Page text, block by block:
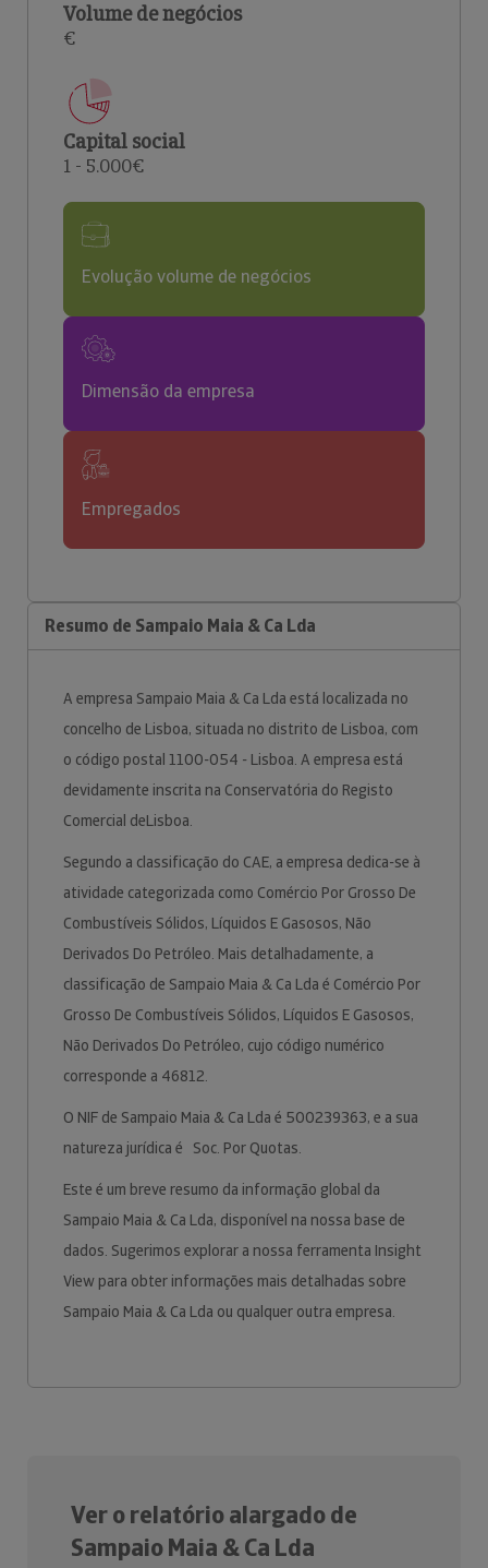
Volume de negócios
€
Capital social
1 - 5.000€
Evolução volume de negócios
Dimensão da empresa
Empregados
Resumo de Sampaio Maia & Ca Lda
A empresa Sampaio Maia & Ca Lda está localizada no
concelho de Lisboa, situada no distrito de Lisboa, com
o código postal 1100-054 - Lisboa. A empresa está
devidamente inscrita na Conservatória do Registo
Comercial deLisboa.
Segundo a classificação do CAE, a empresa dedica-se à
atividade categorizada como Comércio Por Grosso De
Combustíveis Sólidos, Líquidos E Gasosos, Não
Derivados Do Petróleo. Mais detalhadamente, a
classificação de Sampaio Maia & Ca Lda é Comércio Por
Grosso De Combustíveis Sólidos, Líquidos E Gasosos,
Não Derivados Do Petróleo, cujo código numérico
corresponde a 46812.
O NIF de Sampaio Maia & Ca Lda é 500239363, e a sua
natureza jurídica é Soc. Por Quotas.
Este é um breve resumo da informação global da
Sampaio Maia & Ca Lda, disponível na nossa base de
dados. Sugerimos explorar a nossa ferramenta Insight
View para obter informações mais detalhadas sobre
Sampaio Maia & Ca Lda ou qualquer outra empresa.
Ver o relatório alargado de
Sampaio Maia & Ca Lda